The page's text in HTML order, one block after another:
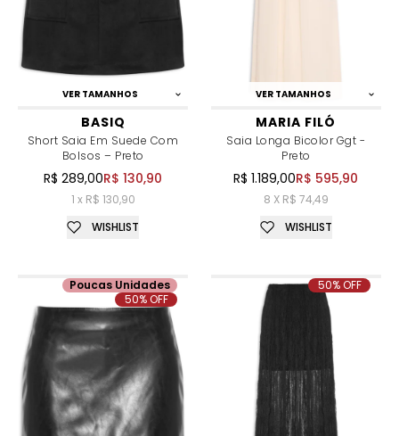
VER TAMANHOS
BASIQ
Short Saia Em Suede Com
Bolsos – Preto
R$ 289,00R$ 130,90
1 x R$ 130,90
WISHLIST
VER TAMANHOS
MARIA FILÓ
Saia Longa Bicolor Ggt -
Preto
R$ 1.189,00R$ 595,90
8 X R$ 74,49
WISHLIST
Poucas Unidades
50% OFF
50% OFF